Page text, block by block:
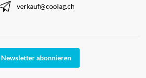
verkauf@coolag.ch
Newsletter abonnieren